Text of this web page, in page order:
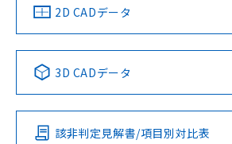
中国 RoHS 注意事項・凡例
Pb Hg Cd
O
2D CADデータ
3D CADデータ
該非判定見解書/項目別対比表